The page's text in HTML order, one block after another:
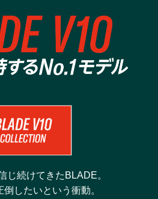
じ続けてきたBLADE。
したいという衝動。